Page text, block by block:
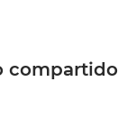
compartido